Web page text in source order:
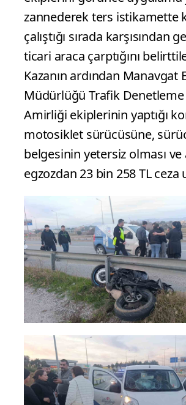
zannederek ters istikamette
çalıştığı sırada karşısından
ticari araca çarptığını
Kazanın ardından Manavgat
Müdürlüğü Trafik
Amirliği ekiplerinin yaptığı
motosiklet sürücüsüne,
belgesinin yetersiz olması ve
egzozdan 23 bin 258 TL ceza